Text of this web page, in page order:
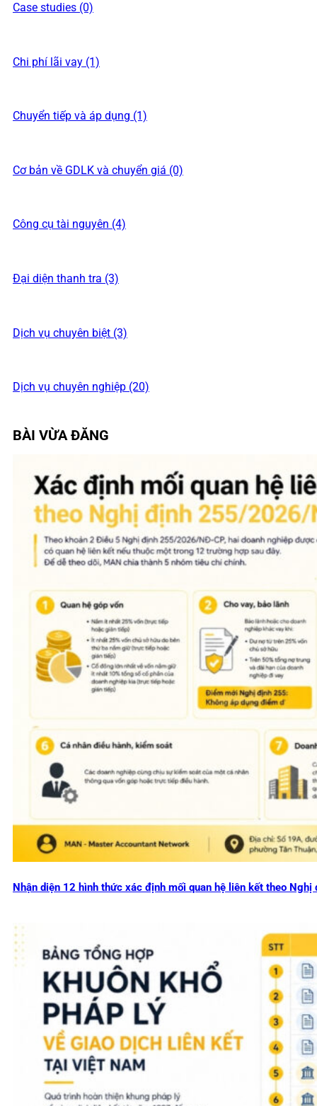
Case studies (0)
Chi phí lãi vay (1)
Chuyển tiếp và áp dụng (1)
Cơ bản về GDLK và chuyển giá (0)
Công cụ tài nguyên (4)
Đại diện thanh tra (3)
Dịch vụ chuyên biệt (3)
Dịch vụ chuyên nghiệp (20)
BÀI VỪA ĐĂNG
Nhận diện 12 hình thức xác định mối quan hệ liên kết theo